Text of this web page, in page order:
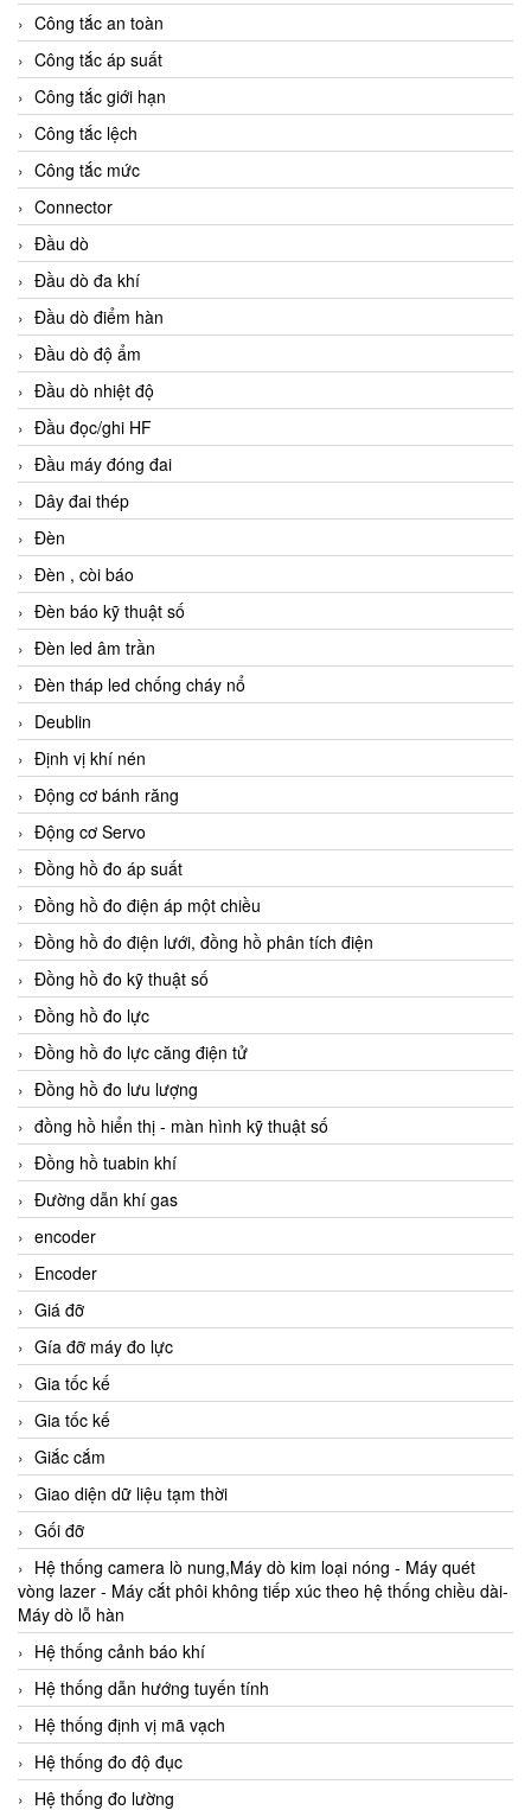
Công tắc an toàn
Công tắc áp suất
Công tắc giới hạn
Công tắc lệch
Công tắc mức
Connector
Đầu dò
Đầu dò đa khí
Đầu dò điểm hàn
Đầu dò độ ẩm
Đầu dò nhiệt độ
Đầu đọc/ghi HF
Đầu máy đóng đai
Dây đai thép
Đèn
Đèn , còi báo
Đèn báo kỹ thuật số
Đèn led âm trần
Đèn tháp led chống cháy nổ
Deublin
Định vị khí nén
Động cơ bánh răng
Động cơ Servo
Đồng hồ đo áp suất
Đồng hồ đo điện áp một chiều
Đồng hồ đo điện lưới, đồng hồ phân tích điện
Đồng hồ đo kỹ thuật số
Đồng hồ đo lực
Đồng hồ đo lực căng điện tử
Đồng hồ đo lưu lượng
đồng hồ hiển thị - màn hình kỹ thuật số
Đồng hồ tuabin khí
Đường dẫn khí gas
encoder
Encoder
Giá đỡ
Gía đỡ máy đo lực
Gia tốc kế
Gia tốc kế
Giắc cắm
Giao diện dữ liệu tạm thời
Gối đỡ
Hệ thống camera lò nung,Máy dò kim loại nóng - Máy quét
vòng lazer - Máy cắt phôi không tiếp xúc theo hệ thống chiều dài-
Máy dò lỗ hàn
Hệ thống cảnh báo khí
Hệ thống dẫn hướng tuyến tính
Hệ thống định vị mã vạch
Hệ thống đo độ đục
Hệ thống đo lường